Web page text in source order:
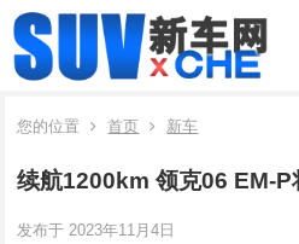
您的位置 首页 新车
续航1200km 领克06 EM-P
发布于 2023年11月4日